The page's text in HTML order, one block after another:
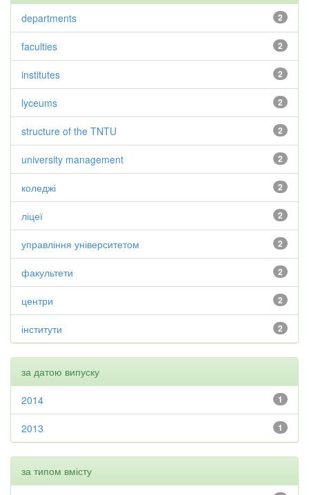
2
departments
2
faculties
2
institutes
2
lyceums
2
structure of the TNTU
2
university management
2
коледжі
2
ліцеї
2
управління університетом
2
факультети
2
центри
2
інститути
за датою випуску
1
2014
1
2013
за типом вмісту